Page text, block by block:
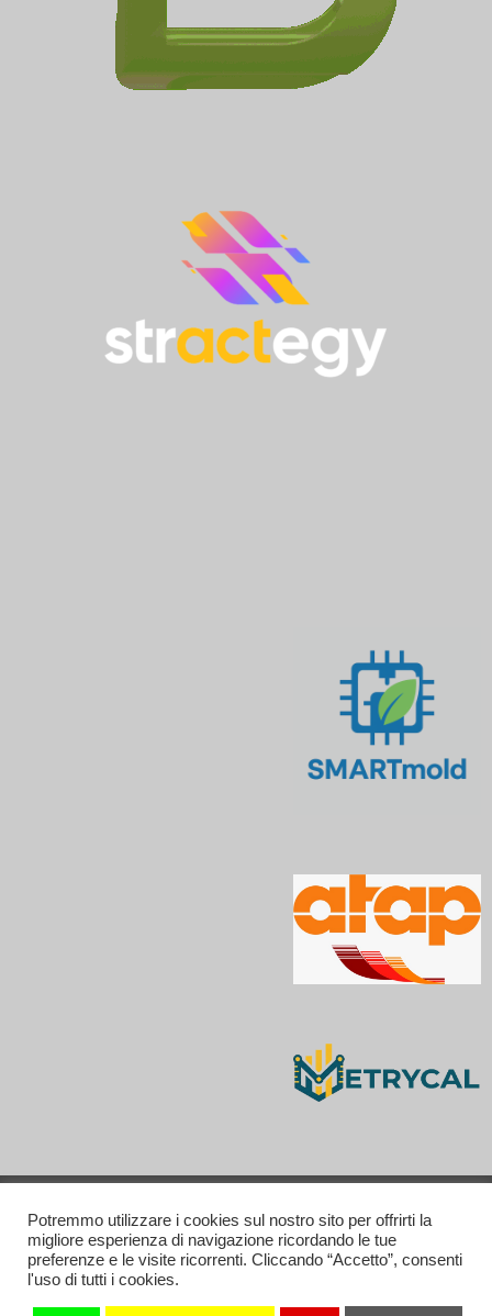
Privacy and Cookie policy
Contatti
Potremmo utilizzare i cookies sul nostro sito per offrirti la
migliore esperienza di navigazione ricordando le tue
preferenze e le visite ricorrenti. Cliccando “Accetto”, consenti
l'uso di tutti i cookies.